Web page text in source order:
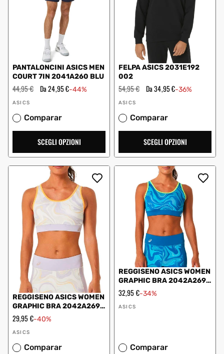
PANTALONCINI ASICS MEN
COURT 7IN 2041A260 BLU
Prezzo
regolare
44,95 € Prezzo
scontato
Da 24,95 €-44%
Fornitore:
ASICS
Comparar
SCEGLI OPZIONI
FELPA ASICS 2031E192
002
Prezzo
regolare
54,95 € Prezzo
scontato
Da 34,95 €-36%
Fornitore:
ASICS
Comparar
SCEGLI OPZIONI
REGGISENO ASICS WOMEN
GRAPHIC BRA 2042A269
DONNA BIANCO
Prezzo
scontato
29,95 €-40%
Fornitore:
ASICS
Comparar
REGGISENO ASICS WOMEN
GRAPHIC BRA 2042A269
DONNA BLU
Prezzo
scontato
32,95 €-34%
Fornitore:
ASICS
Comparar